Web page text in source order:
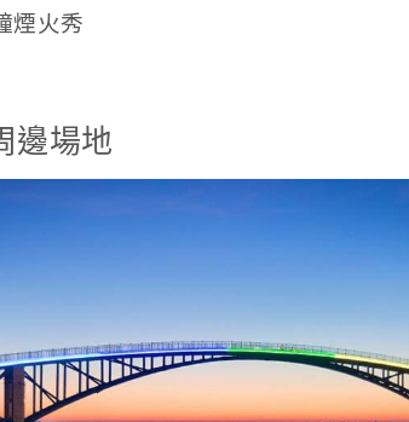
煙火秀
邊場地